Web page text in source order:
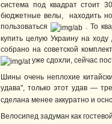
система под квадрат стоит
бюджетные велы, находить
пользоваться
. То
купить целую Украину на
собрано на советской
уже сдохли, сейчас
Шины очень неплохие
удава", только этот удав —
сделана менее аккуратно и
Велосипед задуман как